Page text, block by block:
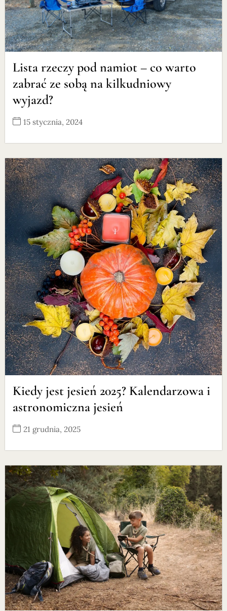
Lista rzeczy pod namiot – co warto
zabrać ze sobą na kilkudniowy
wyjazd?
15 stycznia, 2024
Kiedy jest jesień 2025? Kalendarzowa i
astronomiczna jesień
21 grudnia, 2025